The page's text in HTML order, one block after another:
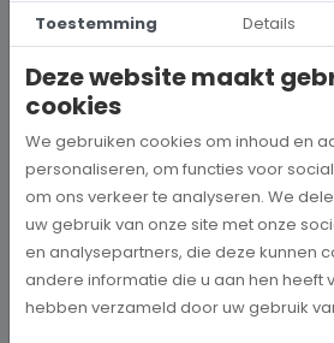
Hoe kies je een goed doel dat
wereld, neem je een prachtig besluit.
BEKIJK MEER
Toestemming Details
Deze website maakt
cookies
We gebruiken cookies om inhoud en
personaliseren, om functies voor
om ons verkeer te analyseren. We
uw gebruik van onze site met onze
en analysepartners, die deze kunnen
andere informatie die u aan hen heeft
hebben verzameld door uw gebruik